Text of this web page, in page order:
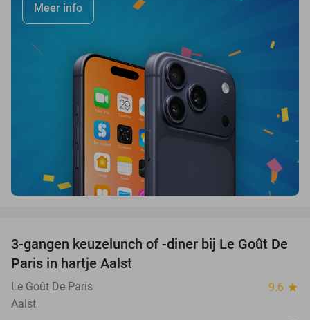
Meer info
39%
3-gangen keuzelunch of -diner bij Le Goût De
Paris in hartje Aalst
Le Goût De Paris 9.6 star
Aalst